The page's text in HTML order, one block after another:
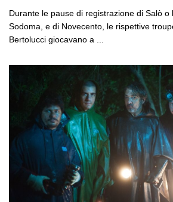
Durante le pause di registrazione di Salò o
Sodoma, e di Novecento, le rispettive
Bertolucci giocavano a ...